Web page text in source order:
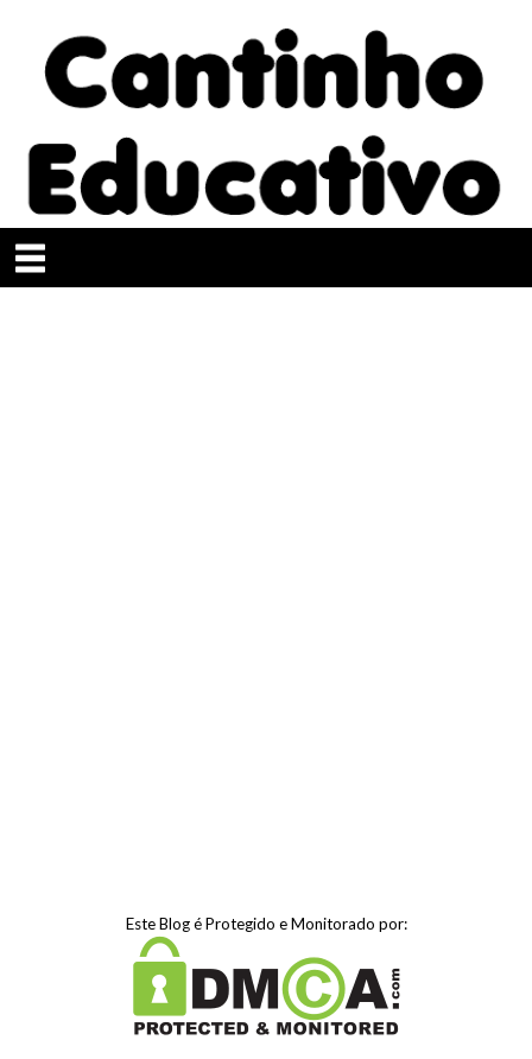
Este Blog é Protegido e Monitorado por: